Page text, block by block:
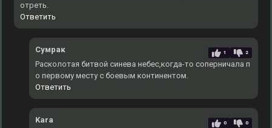
отреть.
Ответить
Сумрак 1 2
Расколотая битвой синева небес,когда-то соперничала п
о первому месту с боевым континентом.
Ответить
Kara 0 0